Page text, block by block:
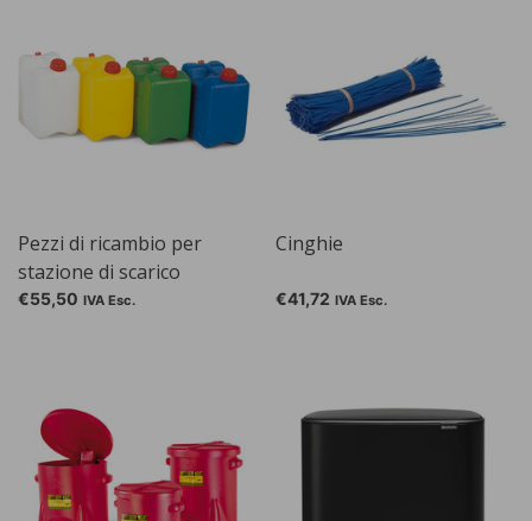
Pezzi di ricambio per
stazione di scarico
Serbatoi, blu
€55,50 IVA Esc.
Cinghie
€41,72 IVA Esc.